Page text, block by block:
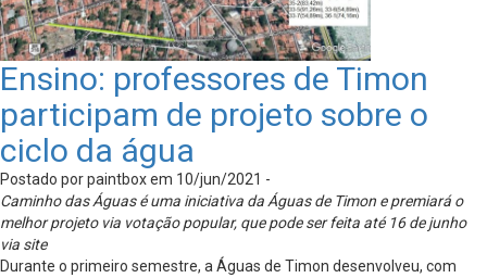
Ensino: professores de Timon
participam de projeto sobre o
ciclo da água
Postado por paintbox em 10/jun/2021 -
Caminho das Águas é uma iniciativa da Águas de Timon e premiará o
melhor projeto via votação popular, que pode ser feita até 16 de junho
via site
Durante o primeiro semestre, a Águas de Timon desenvolveu, com